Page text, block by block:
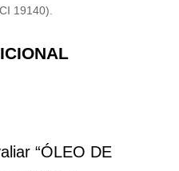
19140).
“ÓLEO DE